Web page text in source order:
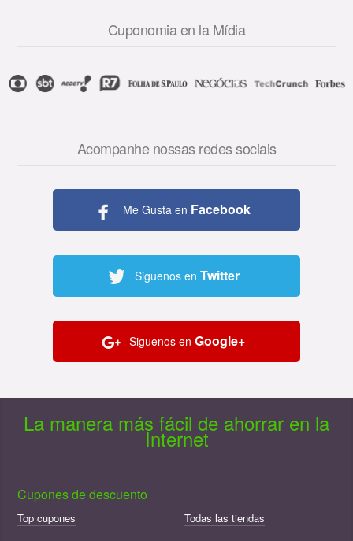
Cuponomia en la Mídia
Acompanhe nossas redes sociais
Me Gusta en Facebook
Siguenos en Twitter
Siguenos en Google+
La manera más fácil de ahorrar en la
Internet
Cupones de descuento
Top cupones Todas las tiendas